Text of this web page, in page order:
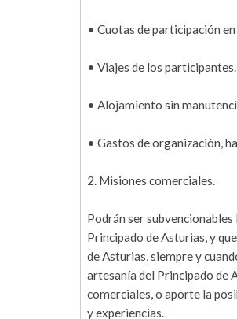
• Cuotas de participación
• Viajes de los participantes.
• Alojamiento sin
• Gastos de organización,
2. Misiones comerciales.
Podrán ser
Principado de Asturias, y
de Asturias, siempre y
artesanía del Principado de
comerciales, o aporte la
y experiencias.